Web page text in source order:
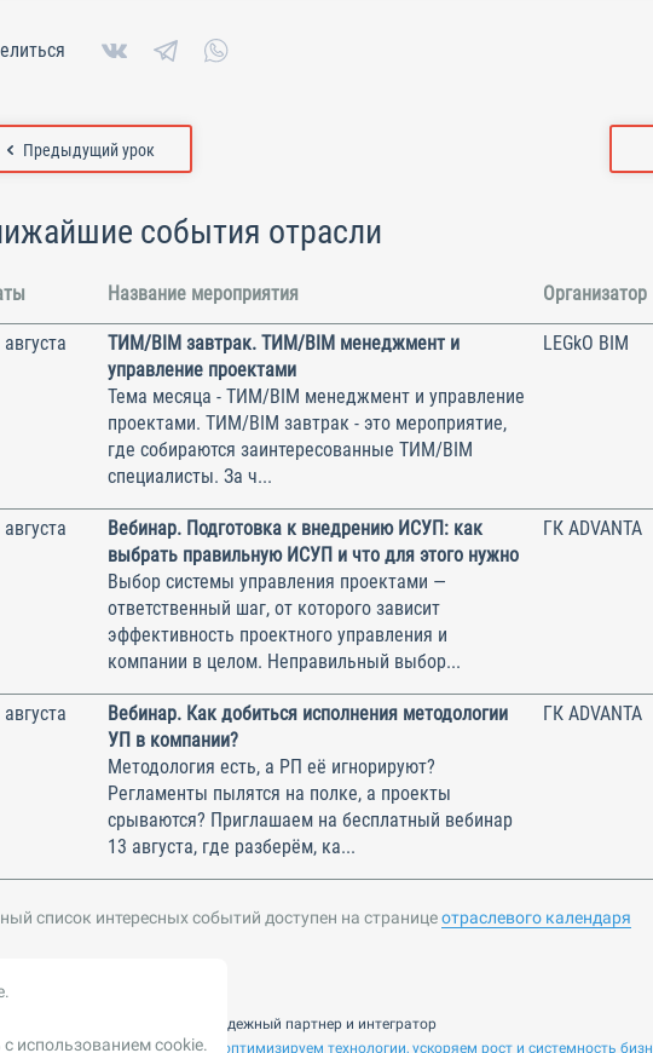
Предыдущий урок
события отрасли
Название мероприятия Организатор
ТИМ/BIM завтрак. ТИМ/BIM менеджмент и
управление проектами
Тема месяца - ТИМ/BIM менеджмент и управление
проектами. ТИМ/BIM завтрак - это мероприятие,
где собираются заинтересованные ТИМ/BIM
специалисты. За ч...
LEGkO BIM
Вебинар. Подготовка к внедрению ИСУП: как
выбрать правильную ИСУП и что для этого нужно
Выбор системы управления проектами —
ответственный шаг, от которого зависит
эффективность проектного управления и
компании в целом. Неправильный выбор...
ГК ADVANTA
Вебинар. Как добиться исполнения методологии
УП в компании?
Методология есть, а РП её игнорируют?
Регламенты пылятся на полке, а проекты
срываются? Приглашаем на бесплатный вебинар
13 августа, где разберём, ка...
ГК ADVANTA
список интересных событий доступен на страницеотраслевого календаря
Vysotskiy consulting — ваш надежный партнер и интегратор
BIM, ИИ. Внедряем и оптимизируем технологии, ускоряем рост и системность
использованием cookie.